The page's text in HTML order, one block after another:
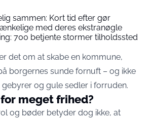
sammen: Kort tid efter gør
med deres ekstranøgle
700 betjente stormer tilholdssted
det om at skabe en kommune,
borgernes sunde fornuft – og ikke
og gule sedler i forruden.
meget frihed?
og bøder betyder dog ikke, at